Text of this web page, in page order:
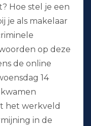
Hoe stel je een
je als makelaar
op deze
de online
14
het werkveld
in de